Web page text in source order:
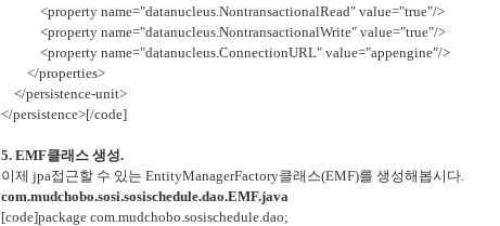
<property name="datanucleus.NontransactionalRead" value="true"/>
<property name="datanucleus.NontransactionalWrite" value="true"/>
<property name="datanucleus.ConnectionURL" value="appengine"/>
</properties>
</persistence-unit>
</persistence>[/code]
5. EMF클래스 생성.
이제 jpa접근할 수 있는 EntityManagerFactory클래스(EMF)를 생성해봅시다.
com.mudchobo.sosi.sosischedule.dao.EMF.java
[code]package com.mudchobo.sosischedule.dao;